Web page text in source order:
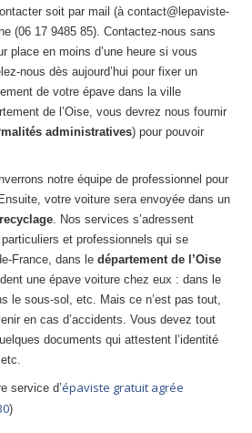
soit par mail (à contact@lepaviste-
(06 17 9485 85). Contactez-nous sans
place en moins d’une heure si vous
nous dès aujourd’hui pour fixer un
de votre épave dans la ville
de l’Oise, vous devrez nous fournir
administratives) pour pouvoir
notre équipe de professionnel pour
votre voiture sera envoyée dans un
recyclage. Nos services s’adressent
et professionnels qui se
France, dans le département de l’Oise
une épave voiture chez eux : dans le
le sous-sol, etc. Mais ce n’est pas tout,
en cas d’accidents. Vous devez tout
documents qui attestent l’identité
service d’épaviste gratuit agrée
)